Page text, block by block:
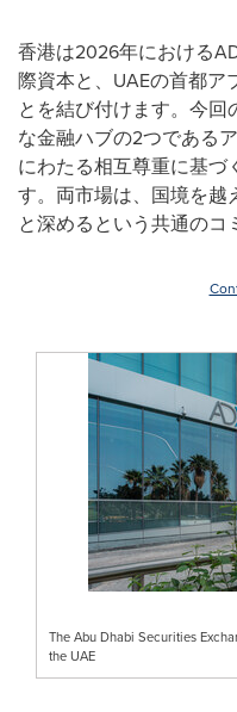
香港は2026年における
際資本と、UAEの首都ア
とを結び付けます。今
な金融ハブの2つである
にわたる相互尊重に基
す。両市場は、国境を越
と深めるという共通のコ
The Abu Dhabi Securities
the UAE